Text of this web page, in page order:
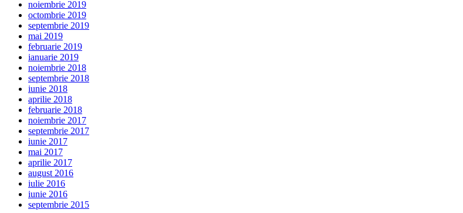
noiembrie 2019
octombrie 2019
septembrie 2019
mai 2019
februarie 2019
ianuarie 2019
noiembrie 2018
septembrie 2018
iunie 2018
aprilie 2018
februarie 2018
noiembrie 2017
septembrie 2017
iunie 2017
mai 2017
aprilie 2017
august 2016
iulie 2016
iunie 2016
septembrie 2015